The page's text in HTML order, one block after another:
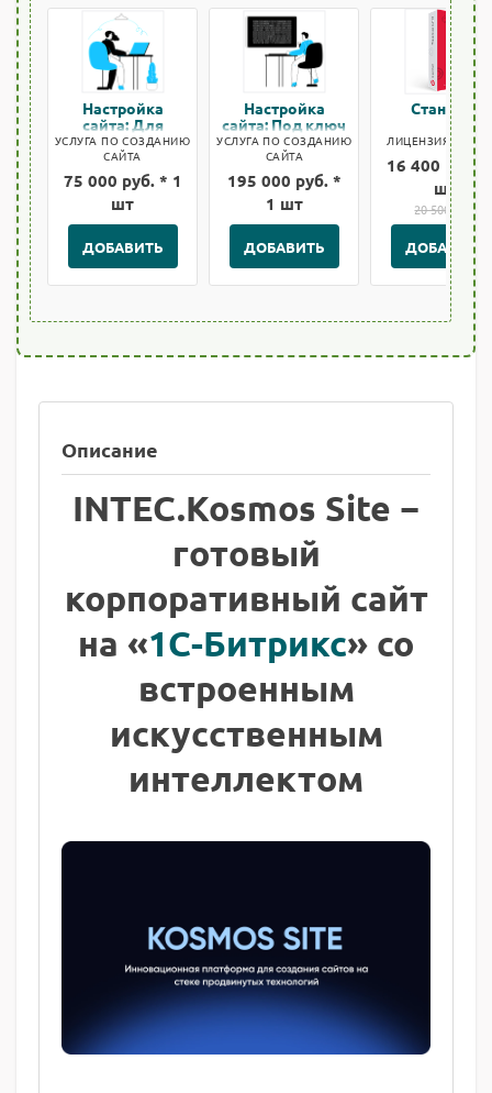
Настройка
сайта: Для
быстрого старта
УСЛУГА ПО СОЗДАНИЮ
САЙТА
75 000 руб. * 1
шт
ДОБАВИТЬ
Настройка
сайта: Под ключ
УСЛУГА ПО СОЗДАНИЮ
САЙТА
195 000 руб. *
1 шт
ДОБАВИТЬ
Стандарт
ЛИЦЕНЗИЯ
16 400 руб.
шт
20 500 руб.
ДОБАВИТЬ
Описание
INTEC.Kosmos Site −
готовый
корпоративный сайт
на «1С-Битрикс» со
встроенным
искусственным
интеллектом